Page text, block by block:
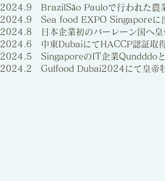
2024.9 BrazilSão Pauloで行われた農
2024.9 Sea food EXPO Singaporeに
2024.8 日本企業初のバーレーン国へ皇
2024.6 中東DubaiにてHACCP認証取
2024.5 SingaporeのIT企業Qundddoと
2024.2 Gulfood Dubai2024にて皇帝